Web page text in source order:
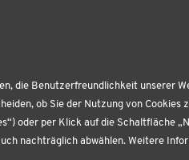
die Benutzerfreundlichkeit unserer
ob Sie der Nutzung von Cookies
oder per Klick auf die Schaltfläche
nachträglich abwählen. Weitere